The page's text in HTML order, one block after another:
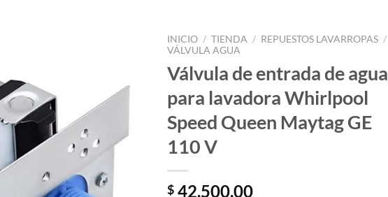
INICIO / TIENDA / REPUESTOS LAVARROPAS /
VÁLVULA AGUA
Válvula de entrada de agua
para lavadora Whirlpool
Speed Queen Maytag GE
110 V
$ 42.500,00